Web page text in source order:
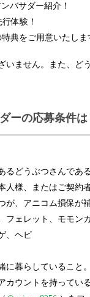
バサダー紹介！
体験！
典をご用意いたしま
ません。また、ど
ーの応募条件は
るどうぶつさんであ
人様、またはご契約
が、アニコム損保
ェレット、モモン
、ヘビ
に暮らしていること。
カウントを持ってい